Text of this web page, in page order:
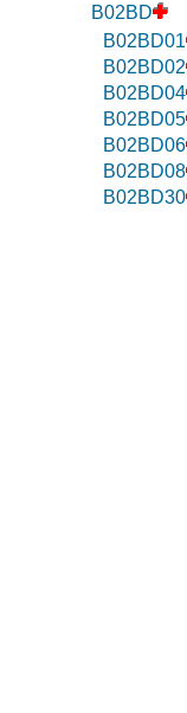
B02BD
B02BD01
B02BD02
B02BD04
B02BD05
B02BD06
B02BD08
B02BD30